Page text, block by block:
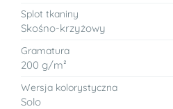
Splot tkaniny
Skośno-krzyżowy
Gramatura
200 g/m²
Wersja kolorystyczna
Solo